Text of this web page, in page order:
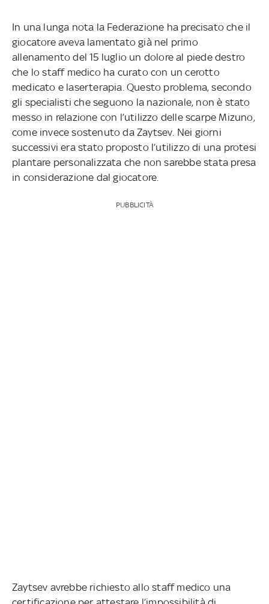
In una lunga nota la Federazione ha precisato che il
giocatore aveva lamentato già nel primo
allenamento del 15 luglio un dolore al piede destro
che lo staff medico ha curato con un cerotto
medicato e laserterapia. Questo problema, secondo
gli specialisti che seguono la nazionale, non è stato
messo in relazione con l’utilizzo delle scarpe Mizuno,
come invece sostenuto da Zaytsev. Nei giorni
successivi era stato proposto l’utilizzo di una protesi
plantare personalizzata che non sarebbe stata presa
in considerazione dal giocatore.
PUBBLICITÀ
Zaytsev avrebbe richiesto allo staff medico una